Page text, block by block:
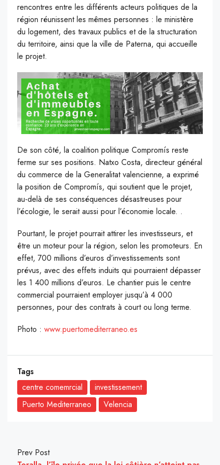
rencontres entre les différents acteurs politiques de la
région réunissent les mêmes personnes : le ministère
du logement, des travaux publics et de la structuration
du territoire, ainsi que la ville de Paterna, qui accueille
le projet.
De son côté, la coalition politique Compromís reste
ferme sur ses positions. Natxo Costa, directeur général
du commerce de la Generalitat valencienne, a exprimé
la position de Compromís, qui soutient que le projet,
au-delà de ses conséquences désastreuses pour
l’écologie, le serait aussi pour l’économie locale. .
Pourtant, le projet pourrait attirer les investisseurs, et
être un moteur pour la région, selon les promoteurs. En
effet, 700 millions d’euros d’investissements sont
prévus, avec des effets induits qui pourraient dépasser
les 1 400 millions d’euros. Le chantier puis le centre
commercial pourraient employer jusqu’à 4 000
personnes, pour des contrats à court ou long terme.
Photo : www.puertomediterraneo.es
Tags
centre comemrcial
investissement
Puerto Mediterraneo
Velencia
Prev Post